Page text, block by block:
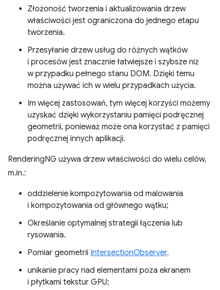
Złożoność tworzenia i aktualizowania drzew
właściwości jest ograniczona do jednego etapu
tworzenia.
Przesyłanie drzew usług do różnych wątków
i procesów jest znacznie łatwiejsze i szybsze niż
w przypadku pełnego stanu DOM. Dzięki temu
można używać ich w wielu przypadkach użycia.
Im więcej zastosowań, tym więcej korzyści możemy
uzyskać dzięki wykorzystaniu pamięci podręcznej
geometrii, ponieważ może ona korzystać z pamięci
podręcznej innych aplikacji.
RenderingNG używa drzew właściwości do wielu celów,
m.in.:
oddzielenie kompozytowania od malowania
i kompozytowania od głównego wątku;
Określanie optymalnej strategii łączenia lub
rysowania.
Pomiar geometrii IntersectionObserver.
unikanie pracy nad elementami poza ekranem
i płytkami tekstur GPU;